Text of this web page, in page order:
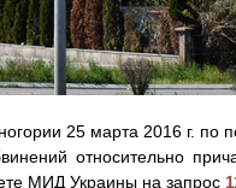
25 марта 2016 г. по
относительно
МИД Украины на запрос